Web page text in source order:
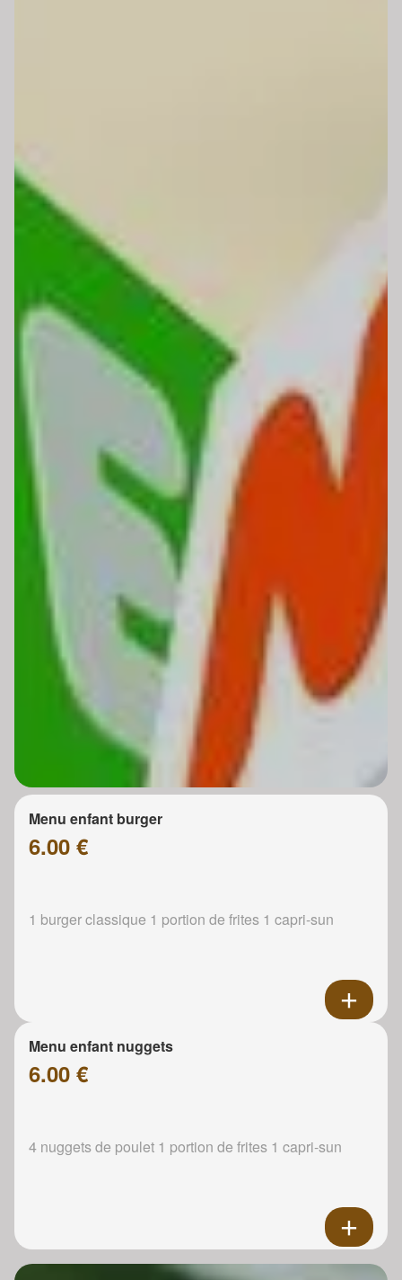
Menu enfant burger
6.00 €
1 burger classique 1 portion de frites 1 capri-sun
Menu enfant nuggets
6.00 €
4 nuggets de poulet 1 portion de frites 1 capri-sun